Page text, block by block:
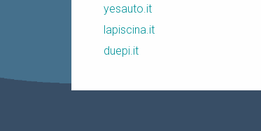
yesauto.it
lapiscina.it
duepi.it